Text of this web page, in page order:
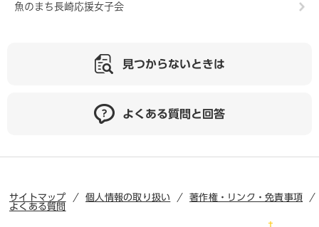
魚のまち長崎応援女子会
見つからないときは
よくある質問と回答
サイトマップ 個人情報の取り扱い
著作権・リンク・免責事項
よくある質問